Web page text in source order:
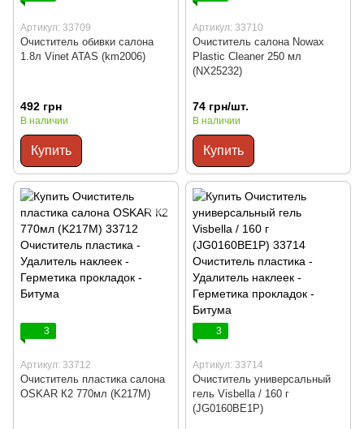
Артикул: 33709
Очиститель обивки салона
1.8л Vinet ATAS (km2006)
492 грн
В наличии
Купить
Артикул: 33710
Очиститель салона Nowax
Plastic Cleaner 250 мл
(NX25232)
74 грн/шт.
В наличии
Купить
3
Артикул: 33712
Очиститель пластика салона
OSKAR К2 770мл (K217M)
3
Артикул: 33714
Очиститель универсальный
гель Visbella / 160 г
(JG0160BE1P)